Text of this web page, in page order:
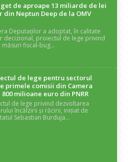
de aproape 13 miliarde de lei
Neptun Deep de la OMV
Deputaților a adoptat, în calitate
decizional, proiectul de lege privind
măsuri fiscal-bug...
de lege pentru sectorul
comisii din Camera
milioane euro din PNRR
de lege privind dezvoltarea
încălzirii și răcirii, inițiat de
Sebastian Burduja...